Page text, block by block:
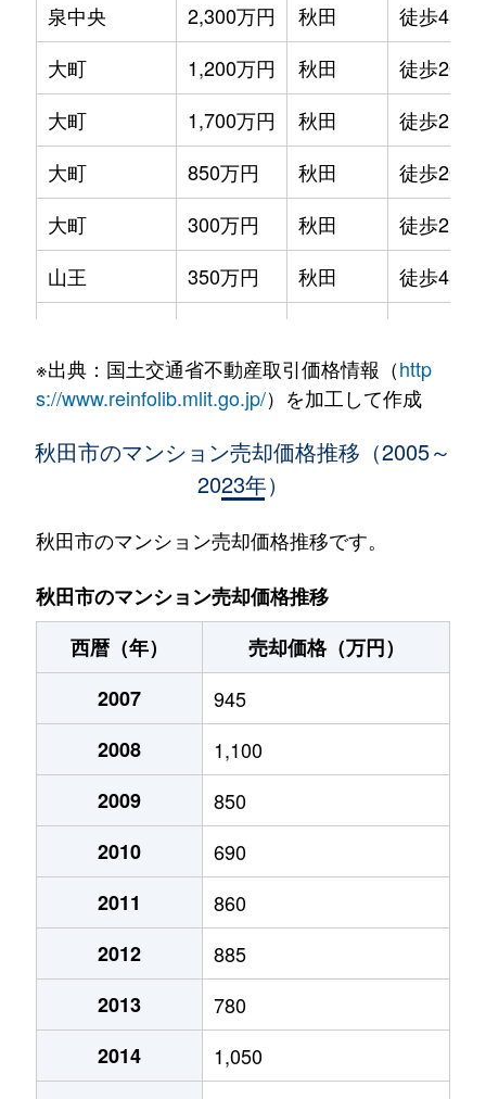
泉中央
2,300万円 秋田
徒歩45分
大町
1,200万円 秋田
徒歩20分
大町
1,700万円 秋田
徒歩21分
大町
850万円 秋田
徒歩20分
大町
300万円 秋田
徒歩21分
山王
350万円 秋田
徒歩45分
山王
1,500万円 秋田
徒歩45分
790万円
山王
650万円 秋田
山王
1,300万円 秋田
千秋久保田町
1,500万円 秋田
千秋明徳町
2,900万円
千秋矢留町
2,200万円
千秋矢留町
1,000万円
千秋矢留町
1,700万円
千秋矢留町
330万円
千秋矢留町
850万円
千秋矢留町
750万円
千秋矢留町
1,400万円
※出典：国土交通省不動産取引価格情報（http
s://www.reinfolib.mlit.go.jp/）を加工して作成
秋田市のマンション売却価格推移（2005～
2023年）
秋田市のマンション売却価格推移です。
秋田市のマンション売却価格推移
西暦（年）
売却価格（万円）
2007
945
2008
1,100
2009
850
2010
690
2011
860
2012
885
2013
780
2014
1,050